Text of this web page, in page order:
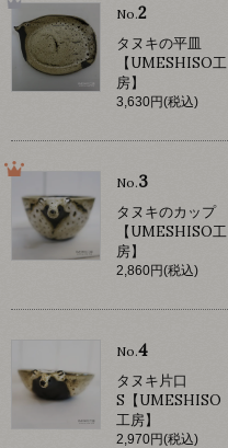
No.2
タヌキの平皿
【UMESHISO工
房】
3,630円(税込)
No.3
タヌキのカップ
【UMESHISO工
房】
2,860円(税込)
No.4
タヌキ片口
S【UMESHISO
工房】
2,970円(税込)